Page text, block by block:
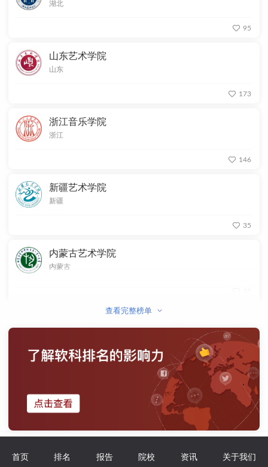
湖北
95
山东艺术学院
山东
173
浙江音乐学院
浙江
146
新疆艺术学院
新疆
35
内蒙古艺术学院
内蒙古
查看完整榜单
首页 排名 报告 院校 资讯 关于我们